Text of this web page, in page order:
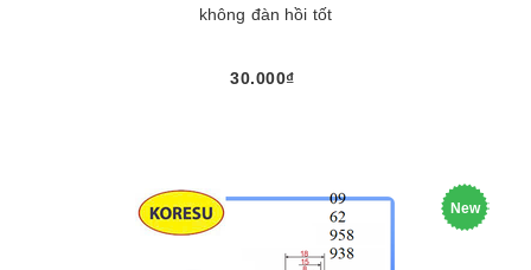
không đàn hồi tốt
30.000₫
New